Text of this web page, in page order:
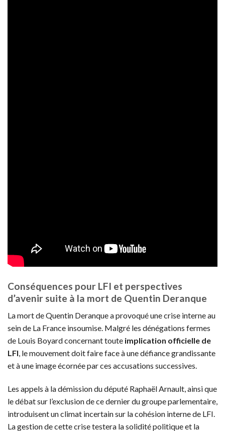
Conséquences pour LFI et perspectives
d’avenir suite à la mort de Quentin Deranque
La mort de Quentin Deranque a provoqué une crise interne au
sein de La France insoumise. Malgré les dénégations fermes
de Louis Boyard concernant toute implication officielle de
LFI, le mouvement doit faire face à une défiance grandissante
et à une image écornée par ces accusations successives.
Les appels à la démission du député Raphaël Arnault, ainsi que
le débat sur l’exclusion de ce dernier du groupe parlementaire,
introduisent un climat incertain sur la cohésion interne de LFI.
La gestion de cette crise testera la solidité politique et la